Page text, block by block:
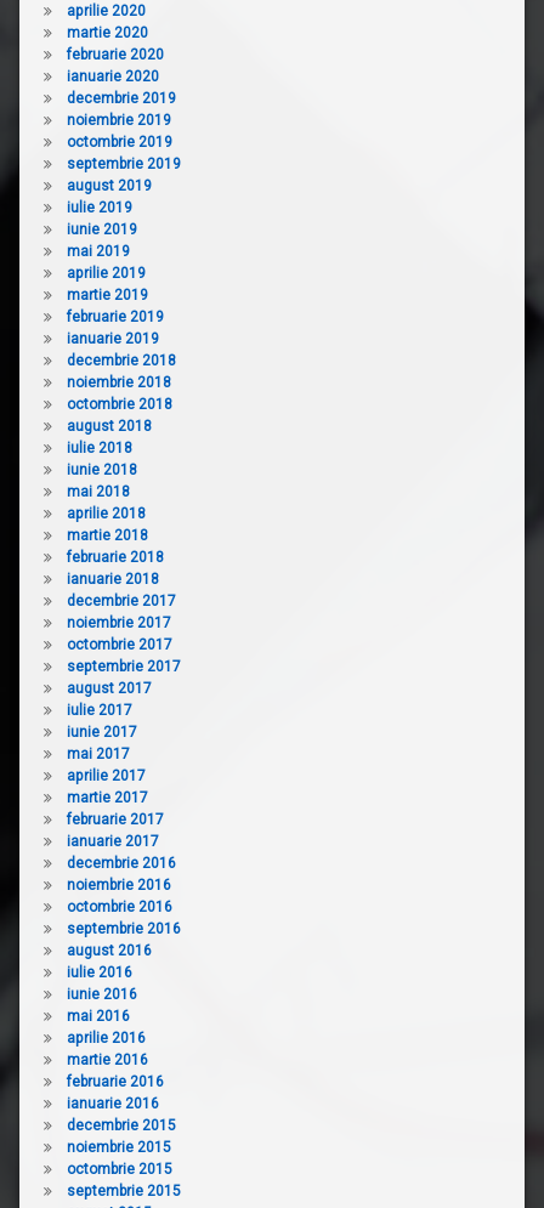
aprilie 2020
martie 2020
februarie 2020
ianuarie 2020
decembrie 2019
noiembrie 2019
octombrie 2019
septembrie 2019
august 2019
iulie 2019
iunie 2019
mai 2019
aprilie 2019
martie 2019
februarie 2019
ianuarie 2019
decembrie 2018
noiembrie 2018
octombrie 2018
august 2018
iulie 2018
iunie 2018
mai 2018
aprilie 2018
martie 2018
februarie 2018
ianuarie 2018
decembrie 2017
noiembrie 2017
octombrie 2017
septembrie 2017
august 2017
iulie 2017
iunie 2017
mai 2017
aprilie 2017
martie 2017
februarie 2017
ianuarie 2017
decembrie 2016
noiembrie 2016
octombrie 2016
septembrie 2016
august 2016
iulie 2016
iunie 2016
mai 2016
aprilie 2016
martie 2016
februarie 2016
ianuarie 2016
decembrie 2015
noiembrie 2015
octombrie 2015
septembrie 2015